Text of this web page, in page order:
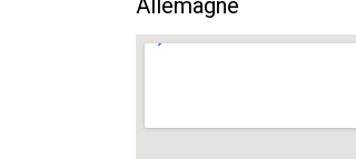
Allemagne